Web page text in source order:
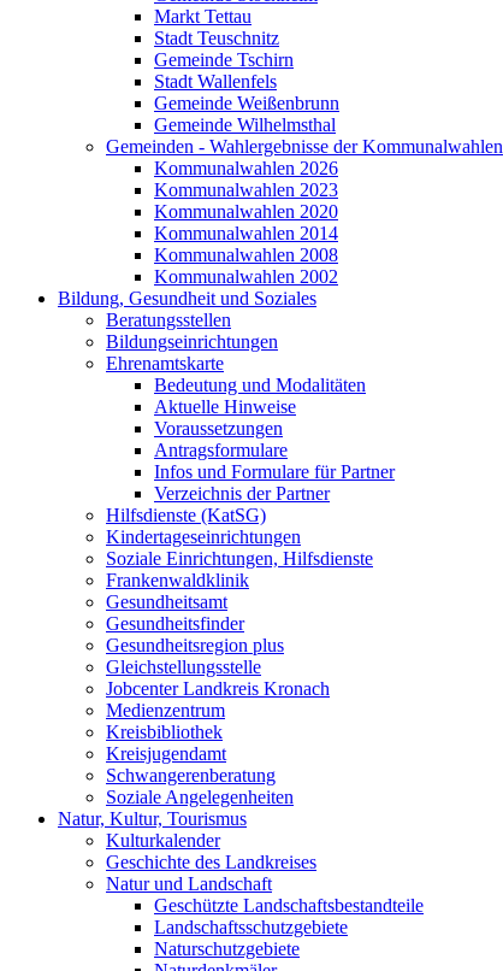
Markt Tettau
Stadt Teuschnitz
Gemeinde Tschirn
Stadt Wallenfels
Gemeinde Weißenbrunn
Gemeinde Wilhelmsthal
Gemeinden - Wahlergebnisse der Kommunalwahlen
Kommunalwahlen 2026
Kommunalwahlen 2023
Kommunalwahlen 2020
Kommunalwahlen 2014
Kommunalwahlen 2008
Kommunalwahlen 2002
Bildung, Gesundheit und Soziales
Beratungsstellen
Bildungseinrichtungen
Ehrenamtskarte
Bedeutung und Modalitäten
Aktuelle Hinweise
Voraussetzungen
Antragsformulare
Infos und Formulare für Partner
Verzeichnis der Partner
Hilfsdienste (KatSG)
Kindertageseinrichtungen
Soziale Einrichtungen, Hilfsdienste
Frankenwaldklinik
Gesundheitsamt
Gesundheitsfinder
Gesundheitsregion plus
Gleichstellungsstelle
Jobcenter Landkreis Kronach
Medienzentrum
Kreisbibliothek
Kreisjugendamt
Schwangerenberatung
Soziale Angelegenheiten
Natur, Kultur, Tourismus
Kulturkalender
Geschichte des Landkreises
Natur und Landschaft
Geschützte Landschaftsbestandteile
Landschaftsschutzgebiete
Naturschutzgebiete